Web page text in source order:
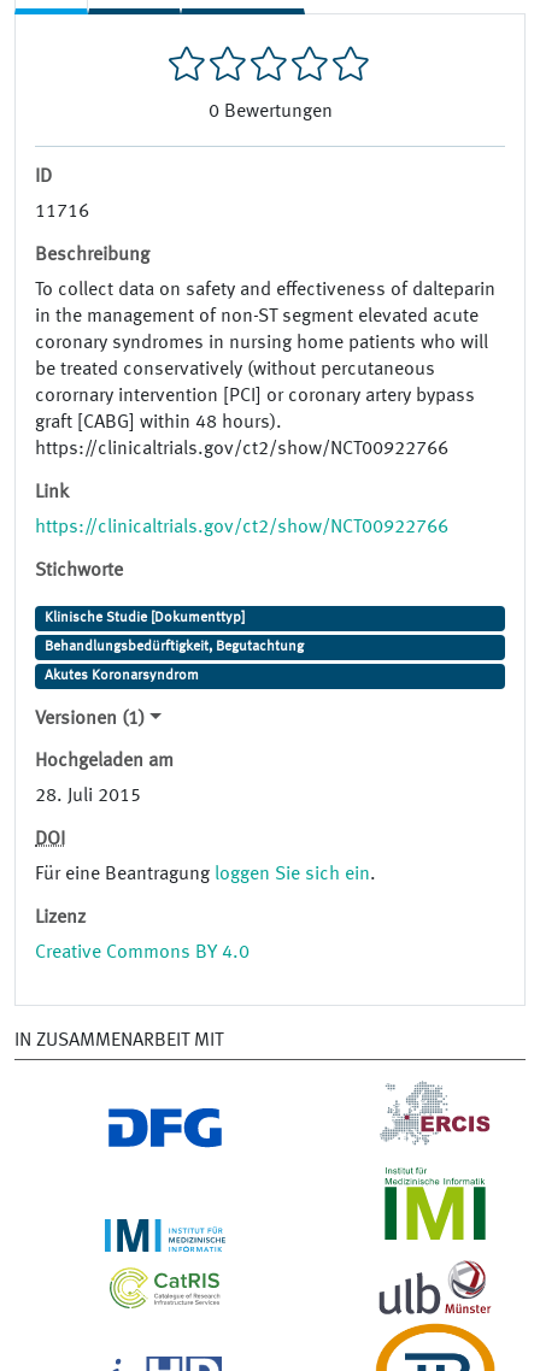
0 Bewertungen
ID
11716
Beschreibung
To collect data on safety and effectiveness of dalteparin
in the management of non-ST segment elevated acute
coronary syndromes in nursing home patients who will
be treated conservatively (without percutaneous
corornary intervention [PCI] or coronary artery bypass
graft [CABG] within 48 hours).
https://clinicaltrials.gov/ct2/show/NCT00922766
Link
https://clinicaltrials.gov/ct2/show/NCT00922766
Stichworte
Klinische Studie [Dokumenttyp]
Behandlungsbedürftigkeit, Begutachtung
Akutes Koronarsyndrom
Versionen (1)
Hochgeladen am
28. Juli 2015
DOI
Für eine Beantragung loggen Sie sich ein.
Lizenz
Creative Commons BY 4.0
IN ZUSAMMENARBEIT MIT